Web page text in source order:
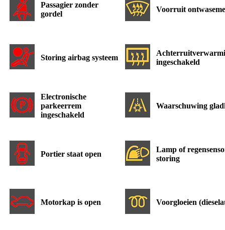
Passagier zonder
gordel
Voorruit
Storing airbag systeem
ingeschakeld
Electronische
parkeerrem
ingeschakeld
Waarschuwing
Portier staat open
Lamp of
storing
Motorkap is open Voorgloeien